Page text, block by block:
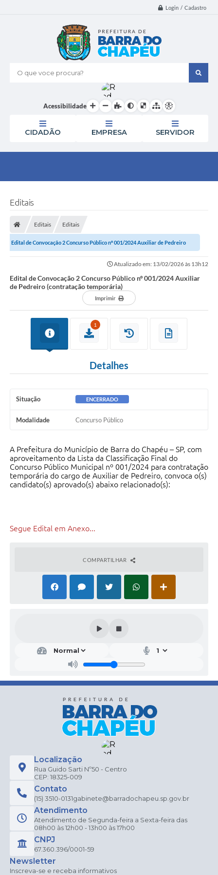
Login / Cadastro
O que voce procura?
Acessibilidade
CIDADÃO EMPRESA SERVIDOR
Editais
Editais Editais
Edital de Convocação 2 Concurso Público nº 001/2024 Auxiliar de Pedreiro
Atualizado em: 13/02/2026 às 13h12
Edital de Convocação 2 Concurso Público nº 001/2024 Auxiliar
de Pedreiro (contratação temporária)
Imprimir
1
Detalhes
Situação ENCERRADO
Modalidade Concurso Público
A Prefeitura do Município de Barra do Chapéu – SP, com
aproveitamento da Lista da Classificação Final do
Concurso Público Municipal nº 001/2024 para contratação
temporária do cargo de Auxiliar de Pedreiro, convoca o(s)
candidato(s) aprovado(s) abaixo relacionado(s):
Segue Edital em Anexo...
COMPARTILHAR
Localização
Rua Guido Sarti Nº50 - Centro
CEP: 18325-009
Contato
(15) 3510-0131gabinete@barradochapeu.sp.gov.br
Atendimento
Atendimento de Segunda-feira a Sexta-feira das
08h00 às 12h00 - 13h00 às 17h00
CNPJ
67.360.396/0001-59
Newsletter
Inscreva-se e receba informativos